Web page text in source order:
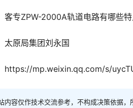
客专ZPW-2000A轨道电路有哪些特
太原局集团刘永国
https://mp.weixin.qq.com/s/
内容仅作技术交流参考，不构成决策依据，